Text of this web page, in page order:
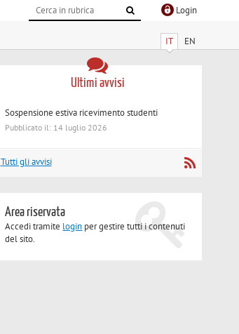
Login
IT EN
Ultimi avvisi
Sospensione estiva ricevimento studenti
Pubblicato il: 14 luglio 2026
Tutti gli avvisi
Area riservata
Accedi tramite login per gestire tutti i contenuti
del sito.